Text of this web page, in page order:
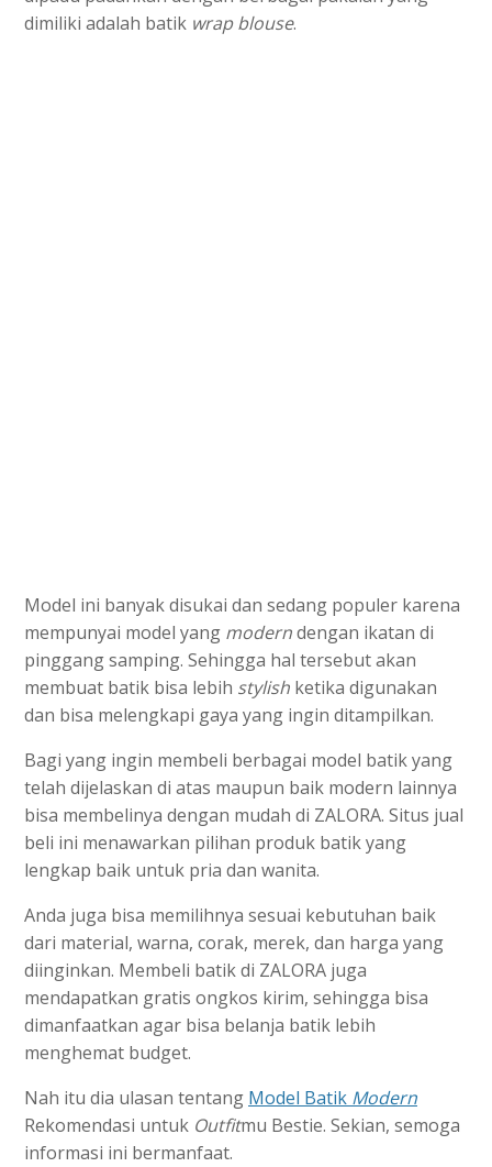
dimiliki adalah batik wrap blouse.
Model ini banyak disukai dan sedang populer karena
mempunyai model yang moderndengan ikatan di
pinggang samping. Sehingga hal tersebut akan
membuat batik bisa lebih stylish ketika digunakan
dan bisa melengkapi gaya yang ingin ditampilkan.
Bagi yang ingin membeli berbagai model batik yang
telah dijelaskan di atas maupun baik modern lainnya
bisa membelinya dengan mudah di ZALORA. Situs jual
beli ini menawarkan pilihan produk batik yang
lengkap baik untuk pria dan wanita.
Anda juga bisa memilihnya sesuai kebutuhan baik
dari material, warna, corak, merek, dan harga yang
diinginkan. Membeli batik di ZALORA juga
mendapatkan gratis ongkos kirim, sehingga bisa
dimanfaatkan agar bisa belanja batik lebih
menghemat budget.
Nah itu dia ulasan tentang Model Batik Modern
Rekomendasi untuk Outfitmu Bestie. Sekian, semoga
informasi ini bermanfaat.